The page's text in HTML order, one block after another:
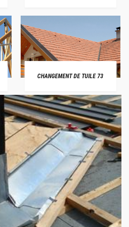
CHANGEMENT DE TUILE 73